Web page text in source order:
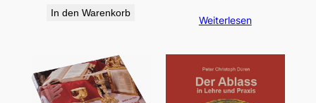
In den Warenkorb
Weiterlesen